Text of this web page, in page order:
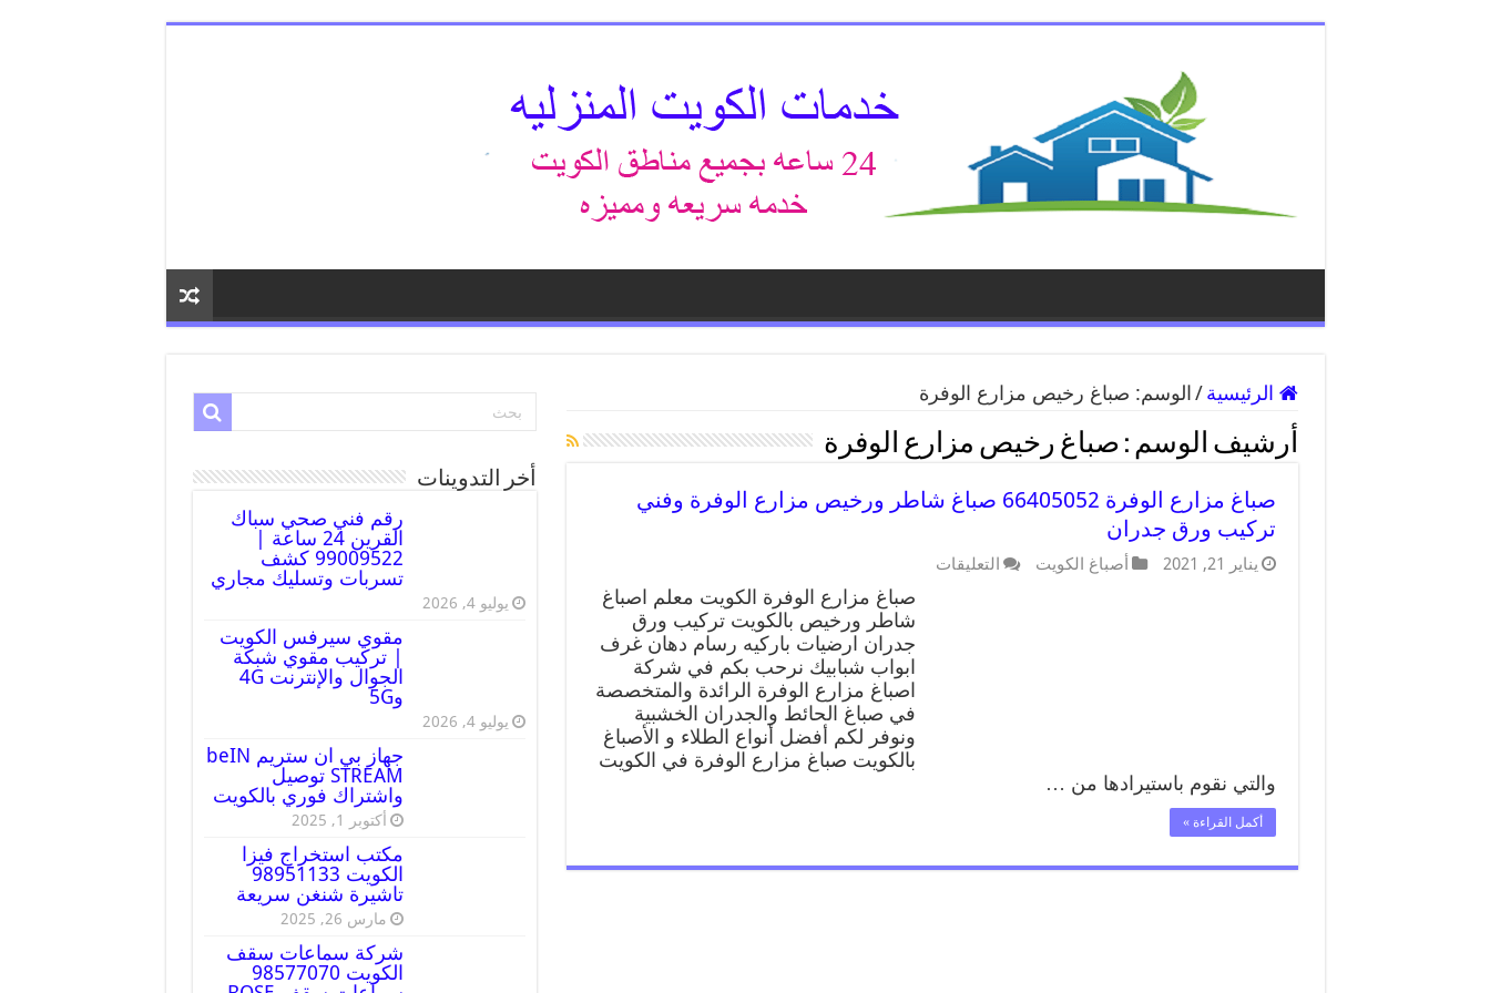
الرئيسية / الوسم: صباغ رخيص مزارع الوفرة
أرشيف الوسم : صباغ رخيص مزارع الوفرة
صباغ مزارع الوفرة 66405052 صباغ شاطر ورخيص مزارع الوفرة وفني
تركيب ورق جدران
يناير 21, 2021 أصباغ الكويت التعليقات
صباغ مزارع الوفرة الكويت معلم اصباغ
شاطر ورخيص بالكويت تركيب ورق
جدران ارضيات باركيه رسام دهان غرف
ابواب شبابيك نرحب بكم في شركة
اصباغ مزارع الوفرة الرائدة والمتخصصة
في صباغ الحائط والجدران الخشبية
ونوفر لكم أفضل أنواع الطلاء و الأصباغ
بالكويت صباغ مزارع الوفرة في الكويت
والتي نقوم باستيرادها من …
أكمل القراءة »
أخر التدوينات
رقم فني صحي سباك
القرين 24 ساعة |
99009522 كشف
تسربات وتسليك مجاري
يوليو 4, 2026
مقوي سيرفس الكويت
| تركيب مقوي شبكة
الجوال والإنترنت 4G
و5G
يوليو 4, 2026
جهاز بي ان ستريم beIN
STREAM توصيل
واشتراك فوري بالكويت
أكتوبر 1, 2025
مكتب استخراج فيزا
الكويت 98951133
تاشيرة شنغن سريعة
مارس 26, 2025
شركة سماعات سقف
الكويت 98577070